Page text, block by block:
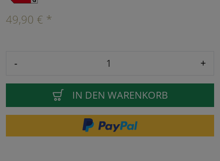
49,90 € *
- +
IN DEN WARENKORB